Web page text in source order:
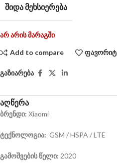
ᲨᲘᲓᲐ ᲛᲔᲮᲡᲘᲔᲠᲔᲑᲐ
არ არის მარაგში
Add to compare
გაზიარება
აღწერა
ბრენდი: Xiaomi
ტექნოლოგია: GSM / HSPA / LTE
გამოშვების წელი: 2020